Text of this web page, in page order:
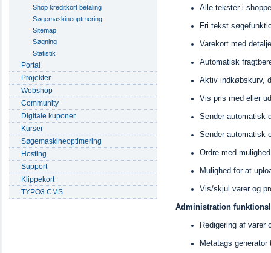
Shop kreditkort betaling
Søgemaskineoptmering
Sitemap
Søgning
Statistik
Portal
Projekter
Webshop
Community
Digitale kuponer
Kurser
Søgemaskineoptimering
Hosting
Support
Klippekort
TYPO3 CMS
Alle tekster i
Fri tekst
Varekort med
Automatisk
Aktiv indkøbskurv,
Vis pris med eller
Sender automatisk
Sender automatisk
Ordre med
Mulighed for at
Vis/skjul varer og
Administration
Redigering af varer
Metatags